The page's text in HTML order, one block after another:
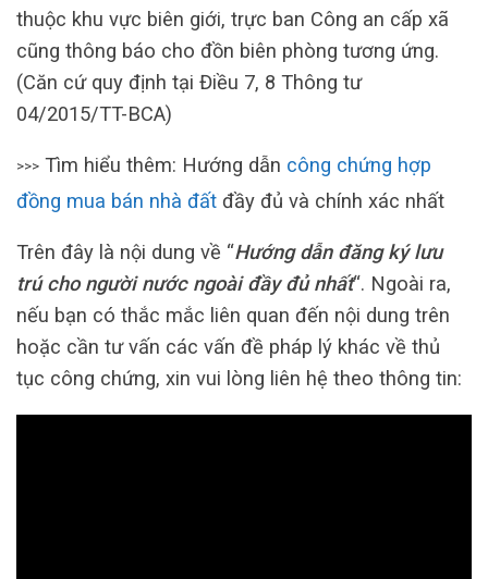
thuộc khu vực biên giới, trực ban Công an cấp xã
cũng thông báo cho đồn biên phòng tương ứng.
(Căn cứ quy định tại Điều 7, 8 Thông tư
04/2015/TT-BCA)
>>> Tìm hiểu thêm: Hướng dẫn công chứng hợp
đồng mua bán nhà đất đầy đủ và chính xác nhất
Trên đây là nội dung về “Hướng dẫn đăng ký lưu
trú cho người nước ngoài đầy đủ nhất“. Ngoài ra,
nếu bạn có thắc mắc liên quan đến nội dung trên
hoặc cần tư vấn các vấn đề pháp lý khác về thủ
tục công chứng, xin vui lòng liên hệ theo thông tin: